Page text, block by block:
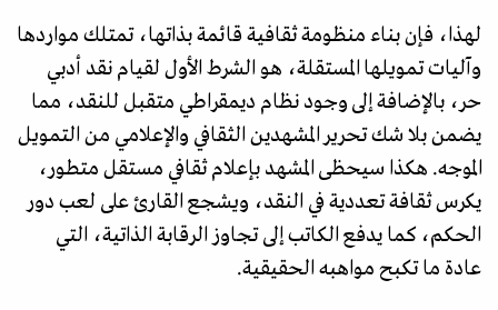
لهذا، فإن بناء منظومة ثقافية قائمة بذاتها، تمتلك مواردها
وآليات تمويلها المستقلة، هو الشرط الأول لقيام نقد أدبي
حر، بالإضافة إلى وجود نظام ديمقراطي متقبل للنقد، مما
يضمن بلا شك تحرير المشهدين الثقافي والإعلامي من التمويل
الموجه. هكذا سيحظى المشهد بإعلام ثقافي مستقل متطور،
يكرس ثقافة تعددية في النقد، ويشجع القارئ على لعب دور
الحكم، كما يدفع الكاتب إلى تجاوز الرقابة الذاتية، التي
عادة ما تكبح مواهبه الحقيقية.